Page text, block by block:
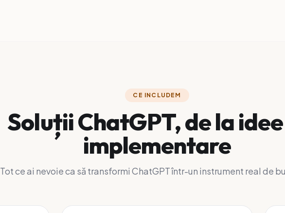
CE INCLUDEM
Soluții ChatGPT, de la
implementare
Tot ce ai nevoie ca să transformi ChatGPT într-un instrument real de